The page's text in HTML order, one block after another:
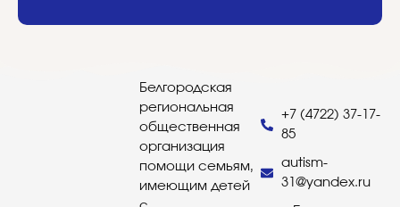
Белгородская
региональная
общественная
организация
помощи семьям,
имеющим детей
+7 (4722) 37-17-
85
autism-
31@yandex.ru